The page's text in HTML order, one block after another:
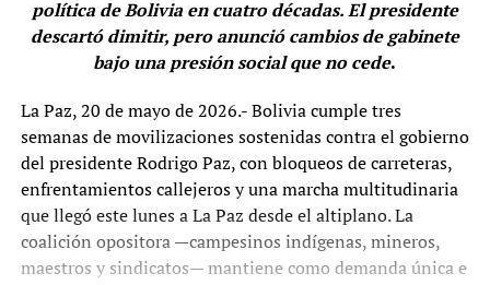
política de Bolivia en cuatro décadas. El presidente
descartó dimitir, pero anunció cambios de gabinete
bajo una presión social que no cede.
La Paz, 20 de mayo de 2026.- Bolivia cumple tres
semanas de movilizaciones sostenidas contra el gobierno
del presidente Rodrigo Paz, con bloqueos de carreteras,
enfrentamientos callejeros y una marcha multitudinaria
que llegó este lunes a La Paz desde el altiplano. La
coalición opositora —campesinos indígenas, mineros,
maestros y sindicatos— mantiene como demanda única e